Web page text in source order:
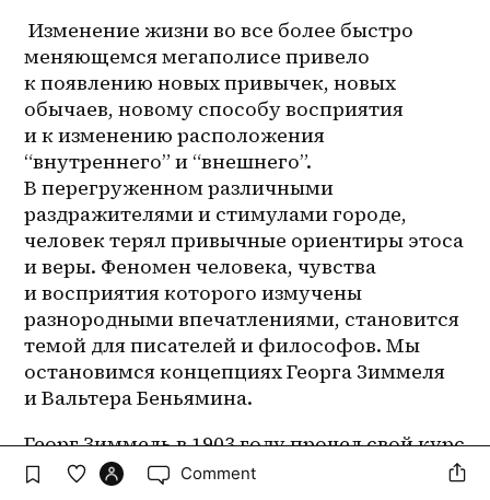
Изменение жизни во все более быстро
меняющемся мегаполисе привело
к появлению новых привычек, новых
обычаев, новому способу восприятия
и к изменению расположения
“внутреннего” и “внешнего”.
В перегруженном различными
раздражителями и стимулами городе,
человек терял привычные ориентиры этоса
и веры. Феномен человека, чувства
и восприятия которого измучены
разнородными впечатлениями, становится
темой для писателей и философов. Мы
остановимся концепциях Георга Зиммеля
и Вальтера Беньямина.
Георг Зиммель в 1903 году прочел свой курс
лекций “Невротизация жизни в большом
Comment